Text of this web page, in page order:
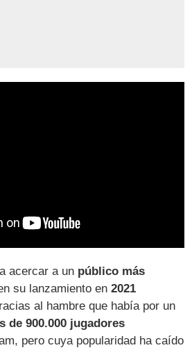
acercar a un público más
su lanzamiento en2021
al hambre que había por un
de 900.000 jugadores
pero cuya popularidad ha caído